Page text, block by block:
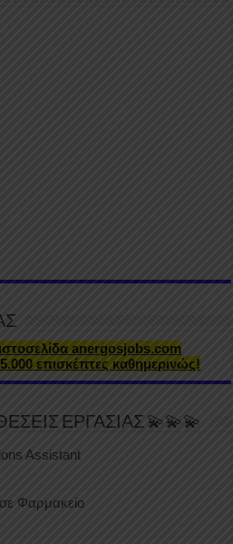
anergosjobs.com
επισκέπτες καθημερινώς!
ΕΡΓΑΣΙΑΣ 💫💫💫
Assistant
Φαρμακείο